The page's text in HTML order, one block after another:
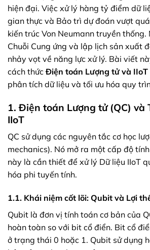
hiện đại. Việc xử lý hàng tỷ điểm dữ
gian thực và Bảo trì dự đoán vượt
kiến trúc Von Neumann truyền thống.
Chuỗi Cung ứng và lập lịch sản xuất
nhảy vọt về năng lực xử lý. Bài viết
cách thứcĐiện toán Lượng tử và IIoT
phân tích dữ liệu và tối ưu hóa quy
1. Điện toán Lượng tử (QC) và
IIoT
QC sử dụng các nguyên tắc cơ học
mechanics). Nó mở ra một cấp độ
này là cần thiết để xử lý Dữ liệu IIoT
hóa phi tuyến tính.
1.1. Khái niệm cốt lõi: Qubit và Lợi
Qubit là đơn vị tính toán cơ bản của
hoàn toàn so với bit cổ điển. Bit cổ
ở trạng thái 0 hoặc 1. Qubit sử dụng